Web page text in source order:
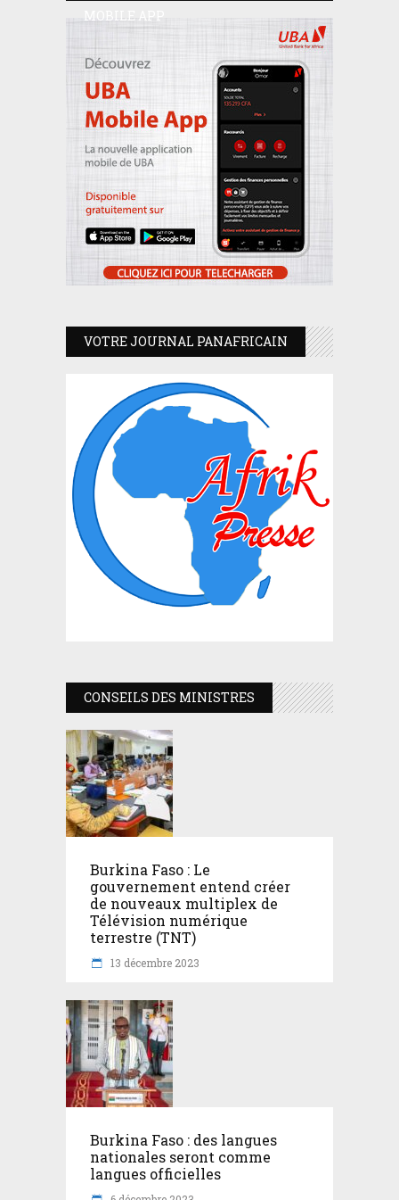
MOBILE APP
VOTRE JOURNAL PANAFRICAIN
CONSEILS DES MINISTRES
Burkina Faso : Le
gouvernement entend créer
de nouveaux multiplex de
Télévision numérique
terrestre (TNT)
13 décembre 2023
Burkina Faso : des langues
nationales seront comme
langues officielles